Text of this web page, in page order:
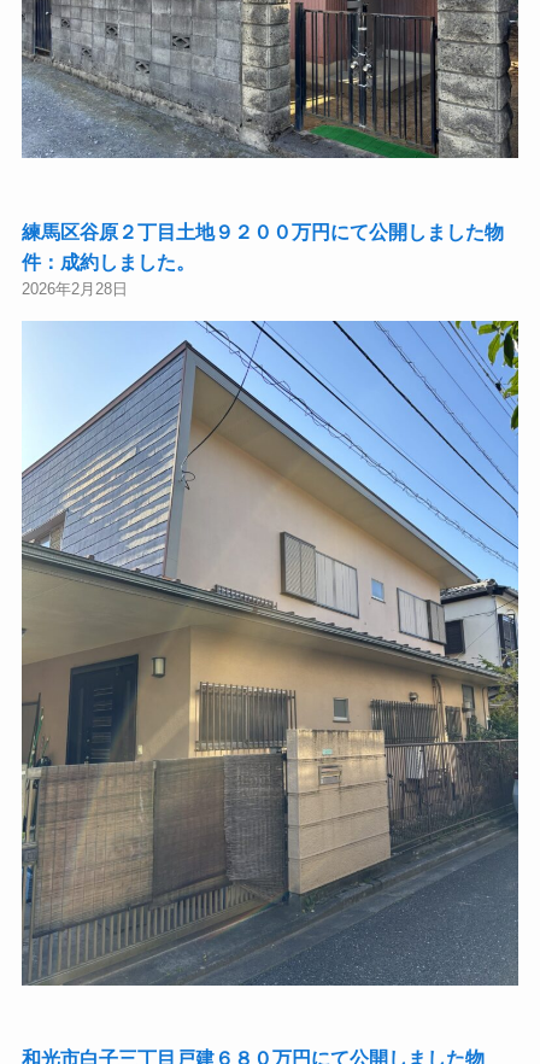
練馬区谷原２丁目土地９２００万円にて公開しました物
件：成約しました。
2026年2月28日
和光市白子三丁目戸建６８０万円にて公開しました物